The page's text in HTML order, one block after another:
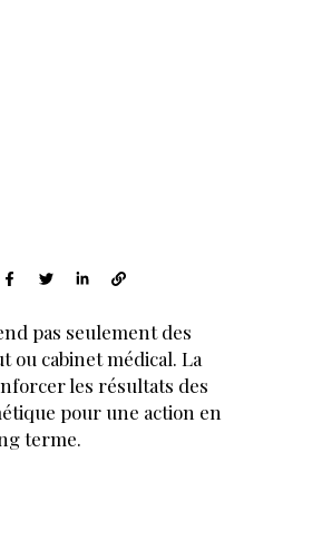
pas seulement des
ou cabinet médical. La
les résultats des
pour une action en
terme.